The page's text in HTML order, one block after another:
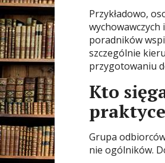
Przykładowo,
poradników
szczególnie
przygotowaniu
Kto
praktyce
Grupa
nie ogólników.